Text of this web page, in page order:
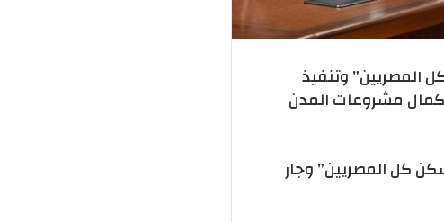
وتنفيذ
مشروعات المدن
ألف وحدة سكنية بـ”سكن كل المصريين” وجار